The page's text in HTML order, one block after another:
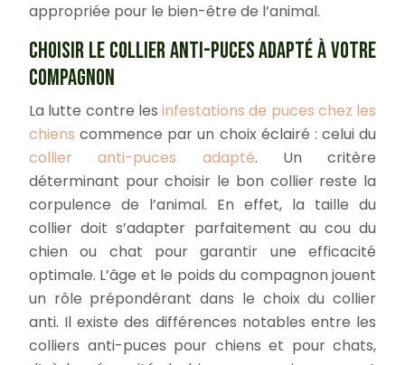
appropriée pour le bien-être de l’animal.
CHOISIR LE COLLIER ANTI-PUCES ADAPTÉ À VOTRE
COMPAGNON
La lutte contre les infestations de puces chez les
chiens commence par un choix éclairé : celui du
collier anti-puces adapté. Un critère
déterminant pour choisir le bon collier reste la
corpulence de l’animal. En effet, la taille du
collier doit s’adapter parfaitement au cou du
chien ou chat pour garantir une efficacité
optimale. L’âge et le poids du compagnon jouent
un rôle prépondérant dans le choix du collier
anti. Il existe des différences notables entre les
colliers anti-puces pour chiens et pour chats,